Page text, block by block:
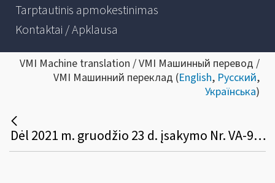
Tarptautinis apmokestinimas
Kontaktai / Apklausa
VMI Machine translation / VMI Машинный перевод /
VMI Машинний переклад (English, Русский,
Українська)
Dėl 2021 m. gruodžio 23 d. įsakymo Nr. VA-92 įsigaliojimo